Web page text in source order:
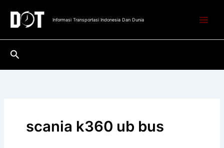
konten
Informasi Transportasi Indonesia Dan Dunia
Cari
scania k360 ub bus